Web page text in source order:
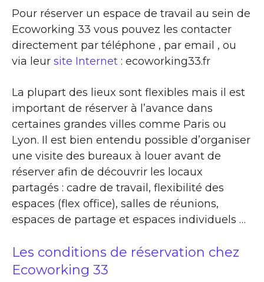
Pour réserver un espace de travail au sein de
Ecoworking 33 vous pouvez les contacter
directement par téléphone , par email , ou
via leur site Internet : ecoworking33.fr
La plupart des lieux sont flexibles mais il est
important de réserver à l’avance dans
certaines grandes villes comme Paris ou
Lyon. Il est bien entendu possible d’organiser
une visite des bureaux à louer avant de
réserver afin de découvrir les locaux
partagés : cadre de travail, flexibilité des
espaces (flex office), salles de réunions,
espaces de partage et espaces individuels …
Les conditions de réservation chez
Ecoworking 33